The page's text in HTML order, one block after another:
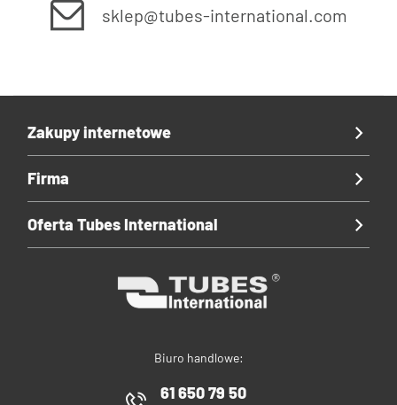
sklep@tubes-international.com
Biuro handlowe:
61 650 79 50
Zakupy internetowe
Firma
Oferta Tubes International